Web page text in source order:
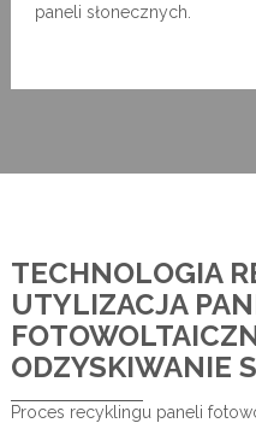
paneli słonecznych.
TECHNOLOGIA
UTYLIZACJA
ODZYSKIWANIE
Proces recyklingu paneli